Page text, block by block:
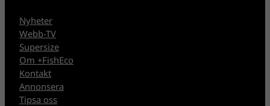
Nyheter
Webb-TV
Supersize
Om +FishEco
Kontakt
Annonsera
Tipsa oss